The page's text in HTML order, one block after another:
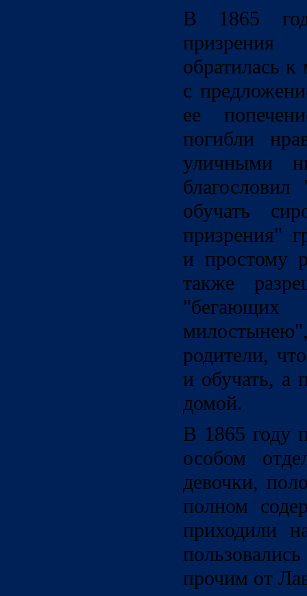
В 1865
обратилась
с
ее
погибли
уличными
обучать
призрения"
и простому
также
родители,
и обучать, а
домой.
В 1865 году
особом
девочки,
полном
приходили
прочим от